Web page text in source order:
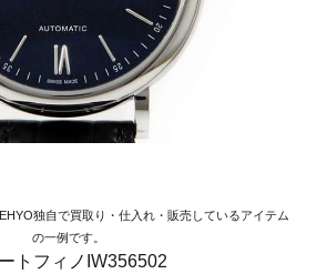
独自で買取り・仕入れ・販売しているアイテム
の一例です。
トフィノIW356502